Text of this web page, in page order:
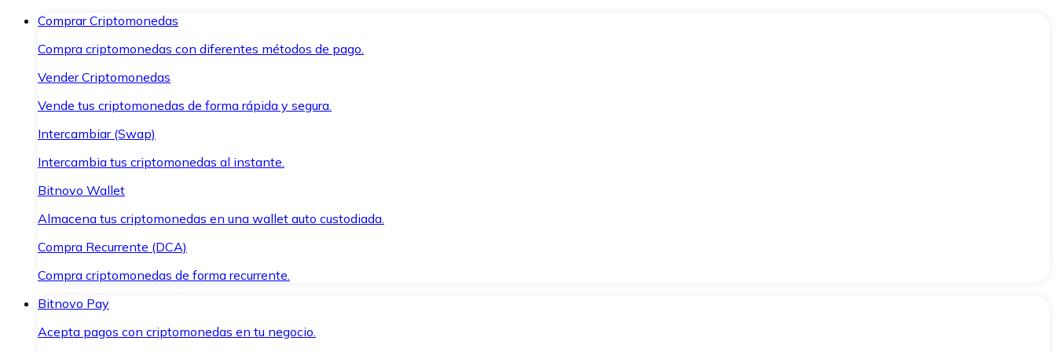
Comprar Criptomonedas
Compra criptomonedas con diferentes métodos de pago.
Vender Criptomonedas
Vende tus criptomonedas de forma rápida y segura.
Intercambiar (Swap)
Intercambia tus criptomonedas al instante.
Bitnovo Wallet
Almacena tus criptomonedas en una wallet auto custodiada.
Compra Recurrente (DCA)
Compra criptomonedas de forma recurrente.
Bitnovo Pay
Acepta pagos con criptomonedas en tu negocio.